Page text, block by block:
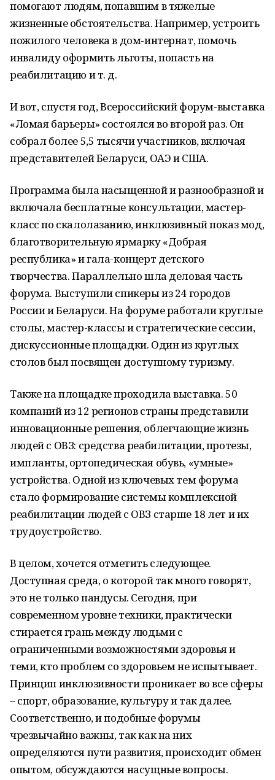
помогают людям, попавшим в тяжелые
жизненные обстоятельства. Например, устроить
пожилого человека в дом-интернат, помочь
инвалиду оформить льготы, попасть на
реабилитацию и т. д.
И вот, спустя год, Всероссийский форум-выставка
«Ломая барьеры» состоялся во второй раз. Он
собрал более 5,5 тысячи участников, включая
представителей Беларуси, ОАЭ и США.
Программа была насыщенной и разнообразной и
включала бесплатные консультации, мастер-
класс по скалолазанию, инклюзивный показ мод,
благотворительную ярмарку «Добрая
республика» и гала-концерт детского
творчества. Параллельно шла деловая часть
форума. Выступили спикеры из 24 городов
России и Беларуси. На форуме работали круглые
столы, мастер-классы и стратегические сессии,
дискуссионные площадки. Один из круглых
столов был посвящен доступному туризму.
Также на площадке проходила выставка. 50
компаний из 12 регионов страны представили
инновационные решения, облегчающие жизнь
людей с ОВЗ: средства реабилитации, протезы,
импланты, ортопедическая обувь, «умные»
устройства. Одной из ключевых тем форума
стало формирование системы комплексной
реабилитации людей с ОВЗ старше 18 лет и их
трудоустройство.
В целом, хочется отметить следующее.
Доступная среда, о которой так много говорят,
это не только пандусы. Сегодня, при
современном уровне техники, практически
стирается грань между людьми с
ограниченными возможностями здоровья и
теми, кто проблем со здоровьем не испытывает.
Принцип инклюзивности проникает во все сферы
– спорт, образование, культуру и так далее.
Соответственно, и подобные форумы
чрезвычайно важны, так как на них
определяются пути развития, происходит обмен
опытом, обсуждаются насущные вопросы.